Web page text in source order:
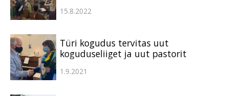
15.8.2022
Türi kogudus tervitas uut
koguduseliiget ja uut pastorit
1.9.2021